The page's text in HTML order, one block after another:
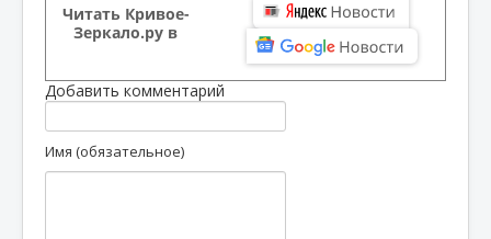
Читать Кривое-
Зеркало.ру в
Добавить комментарий
Имя (обязательное)